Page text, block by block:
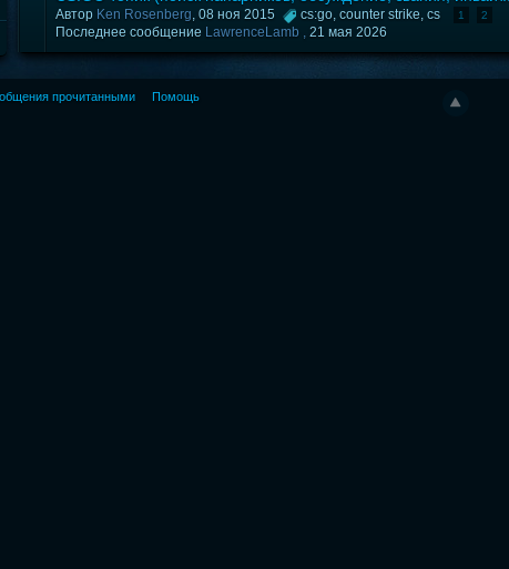
Автор Ken Rosenberg, 08 ноя 2015 cs:go,counter strike,cs 1 2
Последнее сообщение LawrenceLamb ,21 мая 2026
прочитанными Помощь